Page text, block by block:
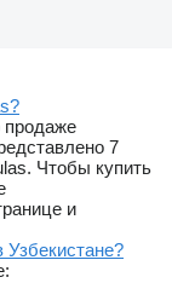
продаже
7
Чтобы купить
и